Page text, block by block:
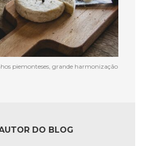
piemonteses, grande harmonização
DO BLOG